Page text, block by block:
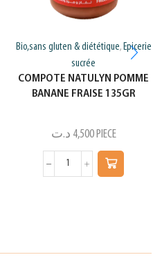
Bio,sans gluten & diététique, Epicerie
sucrée
COMPOTE NATULYN POMME
BANANE FRAISE 135GR
4,500 د.ت PIECE